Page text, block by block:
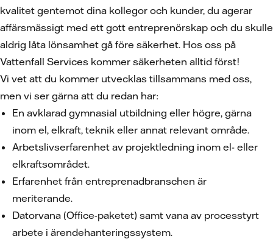
kvalitet gentemot dina kollegor och kunder, du agerar
affärsmässigt med ett gott entreprenörskap och du skulle
aldrig låta lönsamhet gå före säkerhet. Hos oss på
Vattenfall Services kommer säkerheten alltid först!
Vi vet att du kommer utvecklas tillsammans med oss,
men vi ser gärna att du redan har:
En avklarad gymnasial utbildning eller högre, gärna
inom el, elkraft, teknik eller annat relevant område.
Arbetslivserfarenhet av projektledning inom el- eller
elkraftsområdet.
Erfarenhet från entreprenadbranschen är
meriterande.
Datorvana (Office-paketet) samt vana av processtyrt
arbete i ärendehanteringssystem.